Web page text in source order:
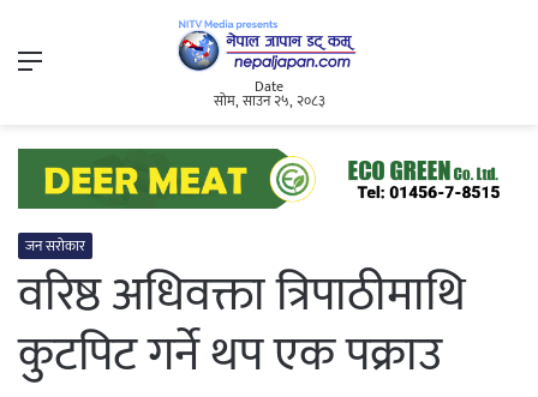
Menu
Date
सोम, साउन २५, २०८३
जन सरोकार
वरिष्ठ अधिवक्ता त्रिपाठीमाथि
कुटपिट गर्ने थप एक पक्राउ